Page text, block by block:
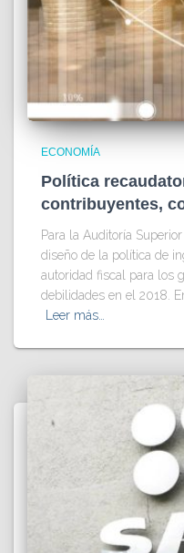
ECONOMÍA
Política
contribuyentes,
Para la Auditoría
diseño de la política de
autoridad fiscal para los
debilidades en el 2018.
Leer más…